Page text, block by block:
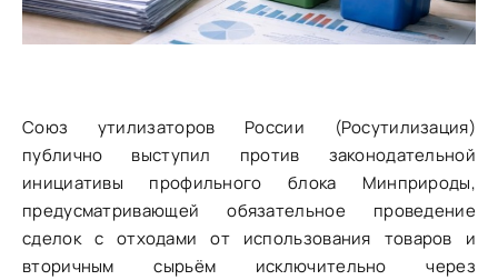
Союз утилизаторов России (Росутилизация)
публично выступил против законодательной
инициативы профильного блока Минприроды,
предусматривающей обязательное проведение
сделок с отходами от использования товаров и
вторичным сырьём исключительно через